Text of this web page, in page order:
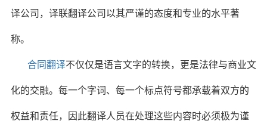
译公司，译联翻译公司以其严谨的态度和专业的水平著
称。
合同翻译不仅仅是语言文字的转换，更是法律与商业文
化的交融。每一个字词、每一个标点符号都承载着双方的
权益和责任，因此翻译人员在处理这些内容时必须极为谨